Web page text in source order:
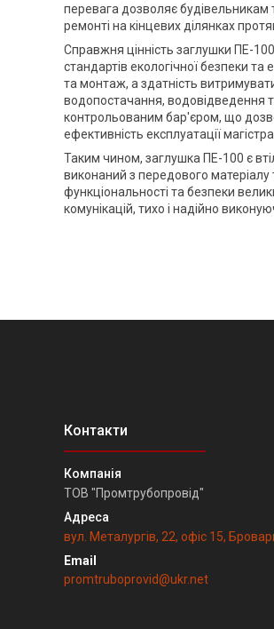
перевага дозволяє будівельникам
ремонті на кінцевих ділянках
Справжня цінність заглушки ПЕ-
стандартів екологічної безпеки
та монтаж, а здатність
водопостачання, водовідведення
контрольованим бар'єром, що
ефективність експлуатації
Таким чином, заглушка ПЕ-100 є
виконаний з передового
функціональності та безпеки
комунікацій, тихо і надійно
ТОВ "Промтрубопровід"
вул. Металургів, 22, офіс 15,
promtruboprovid@ukr.net